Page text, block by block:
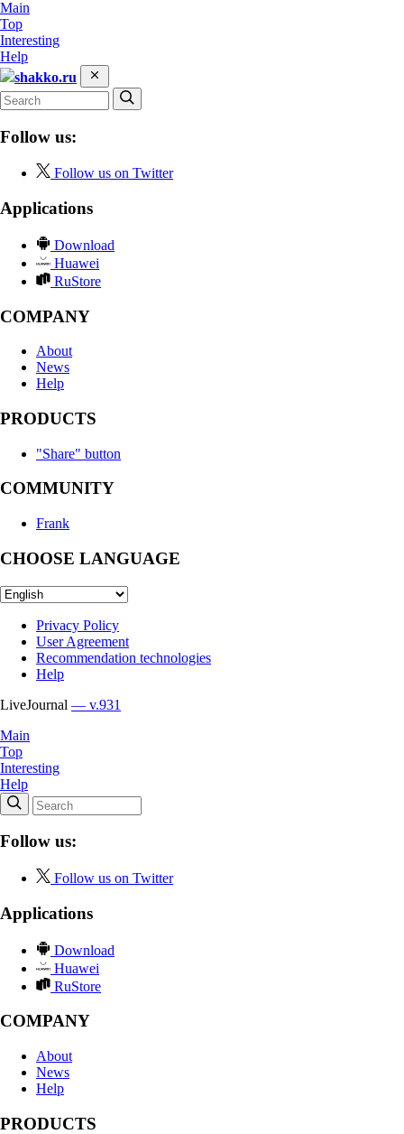
Main
Top
Interesting
Help
shakko.ru
Follow us:
Follow us on Twitter
Applications
Download
Huawei
RuStore
COMPANY
About
News
Help
PRODUCTS
"Share" button
COMMUNITY
Frank
CHOOSE LANGUAGE
Privacy Policy
User Agreement
Recommendation technologies
Help
LiveJournal — v.931
Main
Top
Interesting
Help
Follow us:
Follow us on Twitter
Applications
Download
Huawei
RuStore
COMPANY
About
News
Help
PRODUCTS